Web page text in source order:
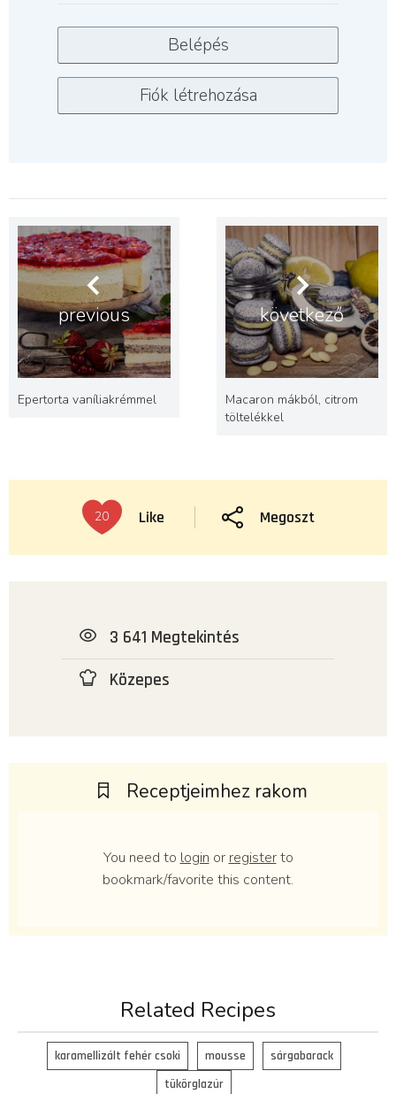
previous
Epertorta vaníliakrémmel
következő
Macaron mákból, citrom
töltelékkel
20 Like Megoszt
3 641 Megtekintés
Közepes
Receptjeimhez rakom
You need to login or registerto
bookmark/favorite this content.
Related Recipes
karamellizált fehér csoki mousse
sárgabarack
tükörglazúr